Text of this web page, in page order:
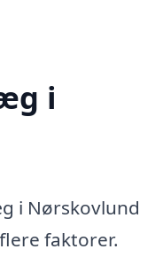
i
i Nørskovlund
faktorer.